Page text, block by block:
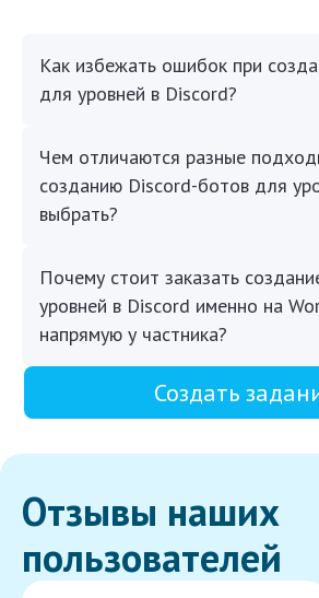
Как избежать ошибок при
для уровней в Discord?
Чем отличаются разные
созданию Discord-ботов для
выбрать?
Почему стоит заказать
уровней в Discord именно на
напрямую у частника?
Создать
Отзывы наших
пользователей